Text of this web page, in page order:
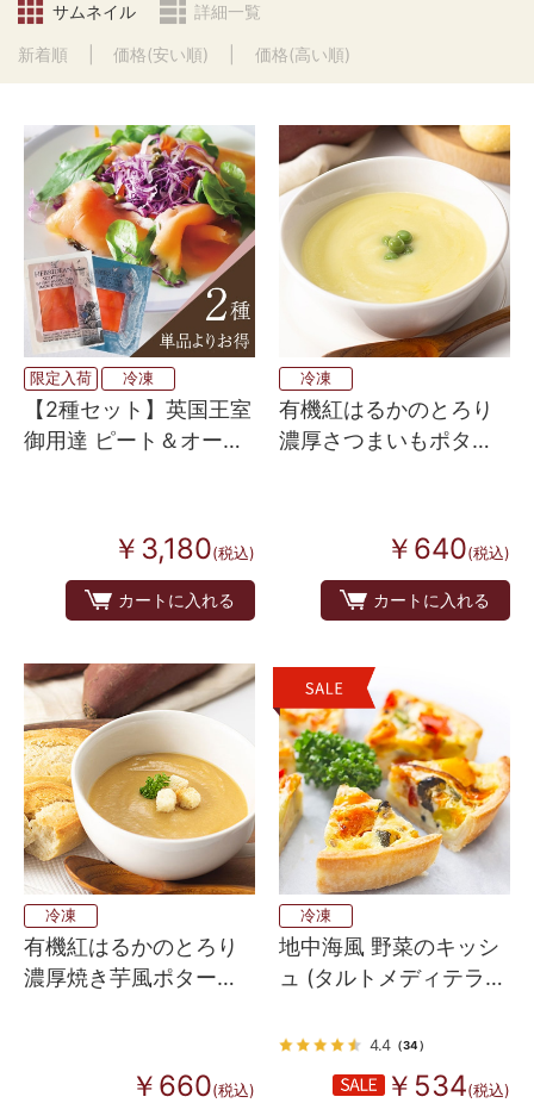
サムネイル 詳細一覧
新着順 価格(安い順) 価格(高い順)
限定入荷 冷凍
【2種セット】英国王室
御用達 ピート＆オーク
￥3,180(税込)
カートに入れる
冷凍
有機紅はるかのとろり
濃厚さつまいもポター
￥640(税込)
カートに入れる
冷凍
有機紅はるかのとろり
濃厚焼き芋風ポタージ
￥660(税込)
冷凍
地中海風 野菜のキッシ
ュ (タルトメディテラ
4.4（34）
￥534(税込)